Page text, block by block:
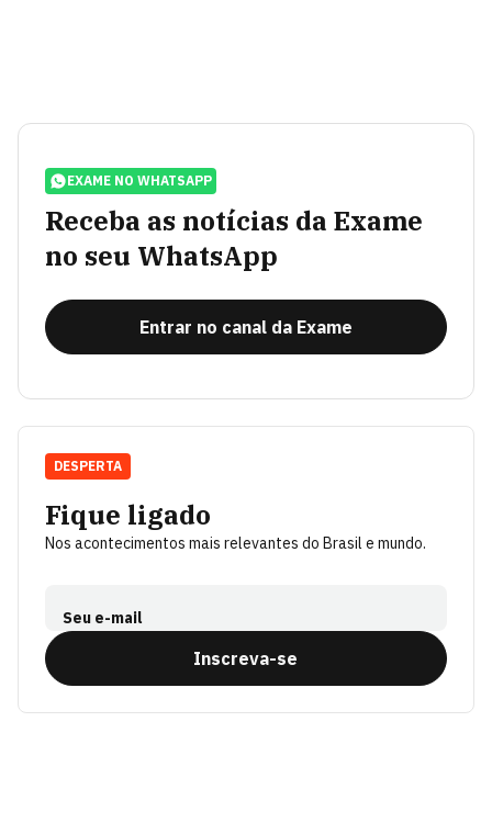
EXAME NO WHATSAPP
Receba as notícias da Exame
no seu WhatsApp
Entrar no canal da Exame
Fique ligado
Nos acontecimentos mais relevantes do Brasil e mundo.
Seu e-mail
Inscreva-se
DESPERTA